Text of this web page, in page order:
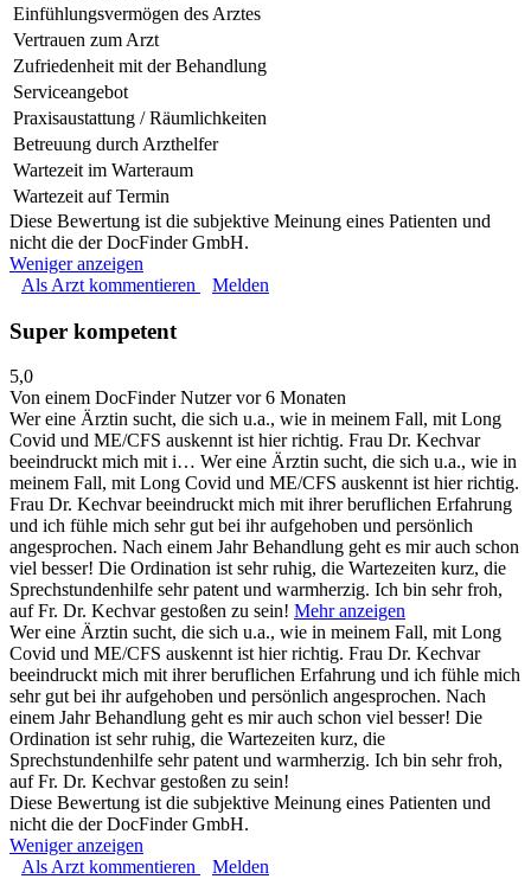
Einfühlungsvermögen des Arztes
Vertrauen zum Arzt
Zufriedenheit mit der Behandlung
Serviceangebot
Praxisaustattung / Räumlichkeiten
Betreuung durch Arzthelfer
Wartezeit im Warteraum
Wartezeit auf Termin
Diese Bewertung ist die subjektive Meinung eines Patienten und
nicht die der DocFinder GmbH.
Weniger anzeigen
Als Arzt kommentieren
Melden
Super kompetent
5,0
Von einem DocFinder Nutzervor 6 Monaten
Wer eine Ärztin sucht, die sich u.a., wie in meinem Fall, mit Long
Covid und ME/CFS auskennt ist hier richtig. Frau Dr. Kechvar
beeindruckt mich mit i… Wer eine Ärztin sucht, die sich u.a., wie in
meinem Fall, mit Long Covid und ME/CFS auskennt ist hier richtig.
Frau Dr. Kechvar beeindruckt mich mit ihrer beruflichen Erfahrung
und ich fühle mich sehr gut bei ihr aufgehoben und persönlich
angesprochen. Nach einem Jahr Behandlung geht es mir auch schon
viel besser! Die Ordination ist sehr ruhig, die Wartezeiten kurz, die
Sprechstundenhilfe sehr patent und warmherzig. Ich bin sehr froh,
auf Fr. Dr. Kechvar gestoßen zu sein! Mehr anzeigen
Wer eine Ärztin sucht, die sich u.a., wie in meinem Fall, mit Long
Covid und ME/CFS auskennt ist hier richtig. Frau Dr. Kechvar
beeindruckt mich mit ihrer beruflichen Erfahrung und ich fühle mich
sehr gut bei ihr aufgehoben und persönlich angesprochen. Nach
einem Jahr Behandlung geht es mir auch schon viel besser! Die
Ordination ist sehr ruhig, die Wartezeiten kurz, die
Sprechstundenhilfe sehr patent und warmherzig. Ich bin sehr froh,
auf Fr. Dr. Kechvar gestoßen zu sein!
Diese Bewertung ist die subjektive Meinung eines Patienten und
nicht die der DocFinder GmbH.
Weniger anzeigen
Als Arzt kommentieren
Melden